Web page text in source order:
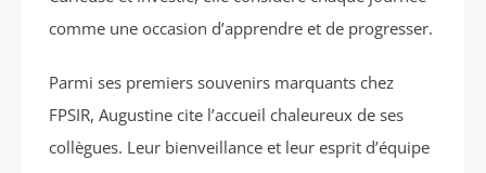
comme une occasion d’apprendre et de progresser.
Parmi ses premiers souvenirs marquants chez
FPSIR, Augustine cite l’accueil chaleureux de ses
collègues. Leur bienveillance et leur esprit d’équipe